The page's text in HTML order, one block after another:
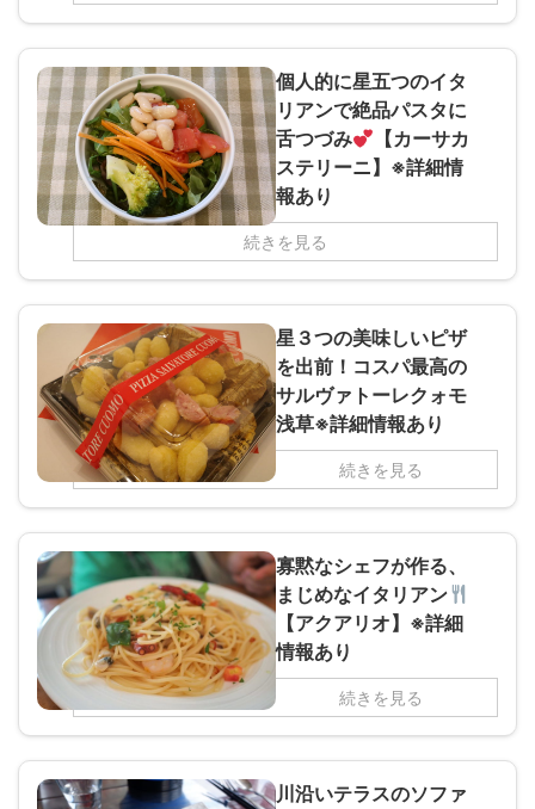
個人的に星五つのイタ
リアンで絶品パスタに
舌つづみ
【カーサカ
ステリーニ】※詳細情
報あり
続きを見る
星３つの美味しいピザ
を出前！コスパ最高の
サルヴァトーレクォモ
浅草※詳細情報あり
続きを見る
寡黙なシェフが作る、
まじめなイタリアン
【アクアリオ】※詳細
情報あり
続きを見る
川沿いテラスのソファ